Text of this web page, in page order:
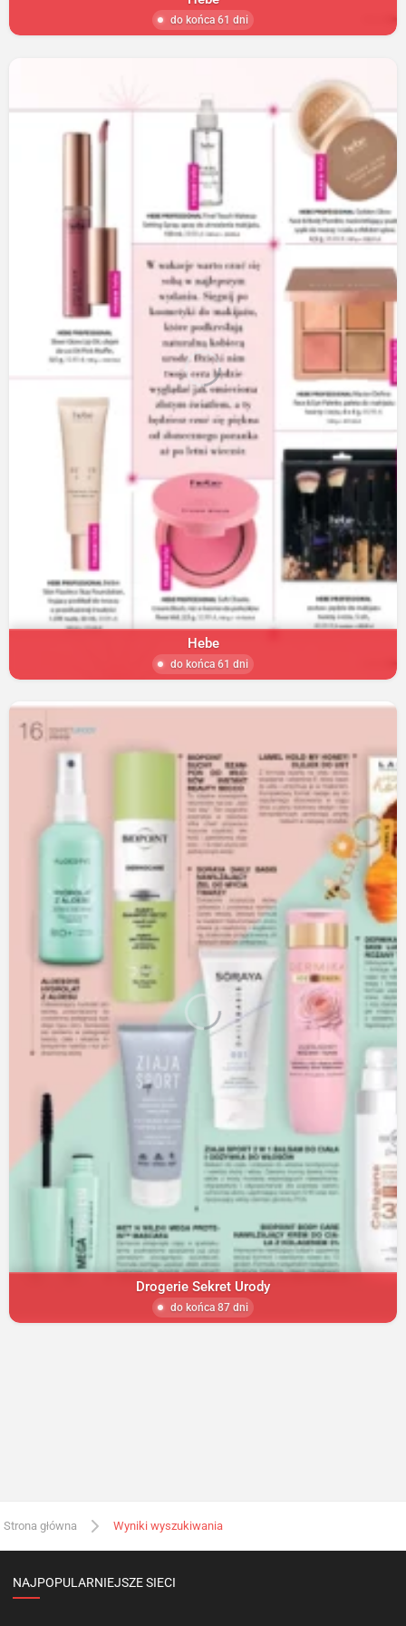
do końca 61 dni
Hebe
do końca 61 dni
Drogerie Sekret Urody
do końca 87 dni
Strona główna Wyniki wyszukiwania
NAJPOPULARNIEJSZE SIECI